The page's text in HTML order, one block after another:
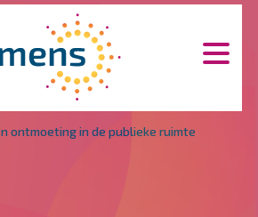
ontmoeting in de publieke ruimte